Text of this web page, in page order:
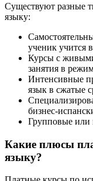
Существуют разные
языку:
ученик учится
Курсы с
занятия в
Интенсивные
язык в сжатые
бизнес-
Групповые или
Какие плюсы
языку?